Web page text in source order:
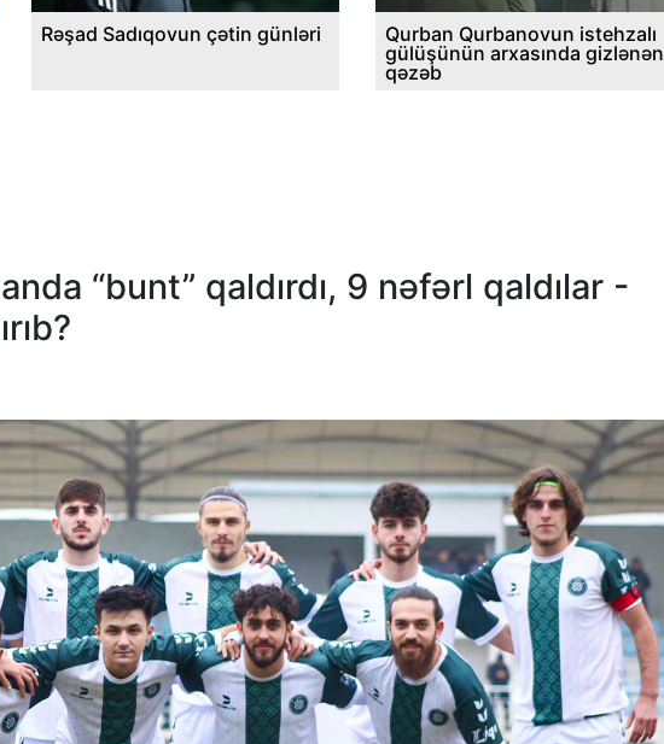
Rəşad Sadıqovun çətin günləri
Qurban Qurbanovun istehzalı
gülüşünün arxasında gizlənən
qəzəb
“bunt” qaldırdı, 9 nəfərl qaldılar -